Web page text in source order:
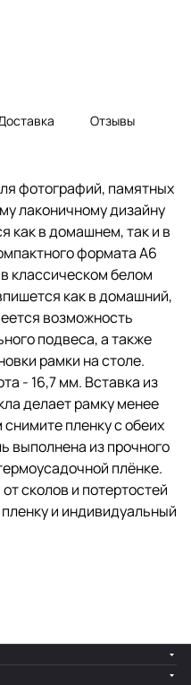
Отзывы
фотографий, памятных
лаконичному дизайну
как в домашнем, так и в
формата А6
классическом белом
как в домашний,
возможность
подвеса, а также
рамки на столе.
- 16,7 мм. Вставка из
делает рамку менее
пленку с обеих
выполнена из прочного
плёнке.
сколов и потертостей
и индивидуальный